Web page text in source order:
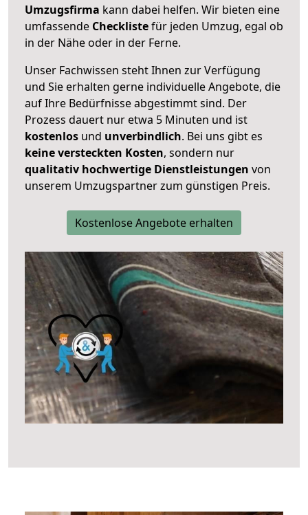
Umzugsfirma kann dabei helfen. Wir bieten eine
umfassende Checklistefür jeden Umzug, egal ob
in der Nähe oder in der Ferne.
Unser Fachwissen steht Ihnen zur Verfügung
und Sie erhalten gerne individuelle Angebote, die
auf Ihre Bedürfnisse abgestimmt sind. Der
Prozess dauert nur etwa 5 Minuten und ist
kostenlos und unverbindlich. Bei uns gibt es
keine versteckten Kosten, sondern nur
qualitativ hochwertige Dienstleistungen von
unserem Umzugspartner zum günstigen Preis.
Kostenlose Angebote erhalten